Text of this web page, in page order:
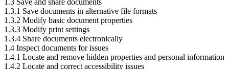
1.3 Save and share documents
1.3.1 Save documents in alternative file formats
1.3.2 Modify basic document properties
1.3.3 Modify print settings
1.3.4 Share documents electronically
1.4 Inspect documents for issues
1.4.1 Locate and remove hidden properties and personal information
1.4.2 Locate and correct accessibility issues